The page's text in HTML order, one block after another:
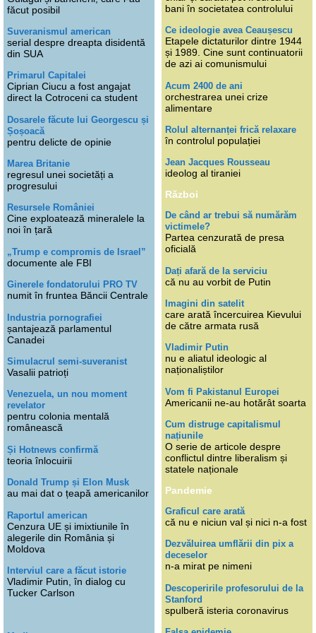
făcut posibil
Suveranismul american
serial despre dreapta disidentă
din SUA
Primarul Capitalei
Ciprian Ciucu a fost angajat
direct la Cotroceni ca student
Dosarele făcute lui Georgescu și
Șoșoacă
pentru delicte de opinie
Marea Britanie
regresul unei societăți a
progresului
Resursele României
Cine exploatează mineralele la
noi în țară
„Trump e compromis de Israel”
documente ale FBI
Ginerele fondatorului PRO TV
numit în fruntea Băncii Centrale
Industria pornografiei
șantajează parlamentul
Canadei
Simulacrul semi-suveranist
Vasalii patrioți
Venezuela, un nou moment
revelator
pentru colonia mentală
românească
Și Hotnews confirmă
teoria înlocuirii
Donald Trump și Elon Musk
au mai dat o țeapă americanilor
Raportul american
Cenzura UE și imixtiunile în
alegerile din România și
Moldova
Interviul care a făcut istorie
Vladimir Putin, în dialog cu
Tucker Carlson
bani în societatea controlului
Ce ideologie avea Ceaușescu
Etapele dictaturilor dintre 1944
și 1989. Cine sunt continuatorii
de azi ai comunismului
Acum 2400 de ani
orchestrarea unei crize
alimentare
Rolul alternanței frică relaxare
în controlul populației
Jean Jacques Rousseau
ideolog al tiraniei
Război
De când ar trebui să numărăm
victimele?
Partea cenzurată de presa
oficială
Dați afară de la serviciu
că nu au vorbit de Putin
Imagini din satelit
care arată încercuirea Kievului
de către armata rusă
Vladimir Putin
nu e aliatul ideologic al
naționaliștilor
Vom fi Pakistanul Europei
Americanii ne-au hotărât soarta
Cum distruge capitalismul
națiunile
O serie de articole despre
conflictul dintre liberalism și
statele naționale
Pandemie
Graficul care arată
că nu e niciun val și nici n-a fost
Dezvăluirea umflării din pix a
deceselor
n-a mirat pe nimeni
Descoperirile profesorului de la
Stanford
spulberă isteria coronavirus